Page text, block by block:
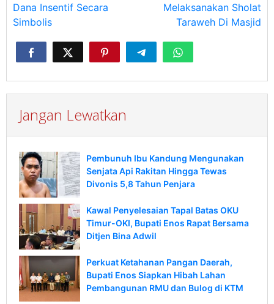
Dana Insentif Secara
Simbolis
Melaksanakan Sholat
Taraweh Di Masjid
Jangan Lewatkan
Pembunuh Ibu Kandung Mengunakan
Senjata Api Rakitan Hingga Tewas
Divonis 5,8 Tahun Penjara
Kawal Penyelesaian Tapal Batas OKU
Timur-OKI, Bupati Enos Rapat Bersama
Ditjen Bina Adwil
Perkuat Ketahanan Pangan Daerah,
Bupati Enos Siapkan Hibah Lahan
Pembangunan RMU dan Bulog di KTM